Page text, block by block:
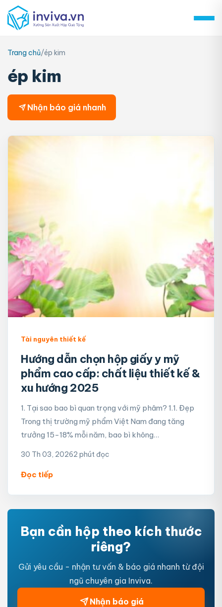
Skip
to
content
Trang chủ/ép kim
ép kim
Nhận báo giá nhanh
Tài nguyên thiết kế
Hướng dẫn chọn hộp giấy y mỹ
phẩm cao cấp: chất liệu thiết kế &
xu hướng 2025
1. Tại sao bao bì quan trọng với mỹ phâm? 1.1. Đẹp
Trong thị trường mỹ phẩm Việt Nam đang tăng
trưởng 15-18% mỗi năm, bao bì không…
30 Th 03, 20262 phút đọc
Đọc tiếp
Bạn cần hộp theo kích thước
riêng?
Gửi yêu cầu - nhận tư vấn & báo giá nhanh từ đội
ngũ chuyên gia Inviva.
Nhận báo giá